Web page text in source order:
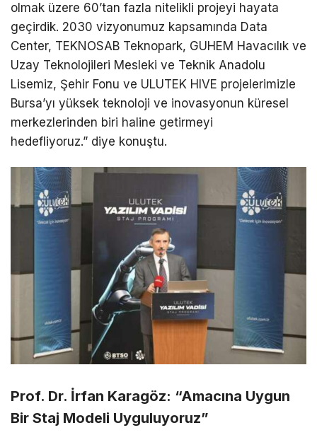
olmak üzere 60’tan fazla nitelikli projeyi hayata
geçirdik. 2030 vizyonumuz kapsamında Data
Center, TEKNOSAB Teknopark, GUHEM Havacılık ve
Uzay Teknolojileri Mesleki ve Teknik Anadolu
Lisemiz, Şehir Fonu ve ULUTEK HIVE projelerimizle
Bursa’yı yüksek teknoloji ve inovasyonun küresel
merkezlerinden biri haline getirmeyi
hedefliyoruz.” diye konuştu.
Prof. Dr. İrfan Karagöz: “Amacına Uygun
Bir Staj Modeli Uyguluyoruz”